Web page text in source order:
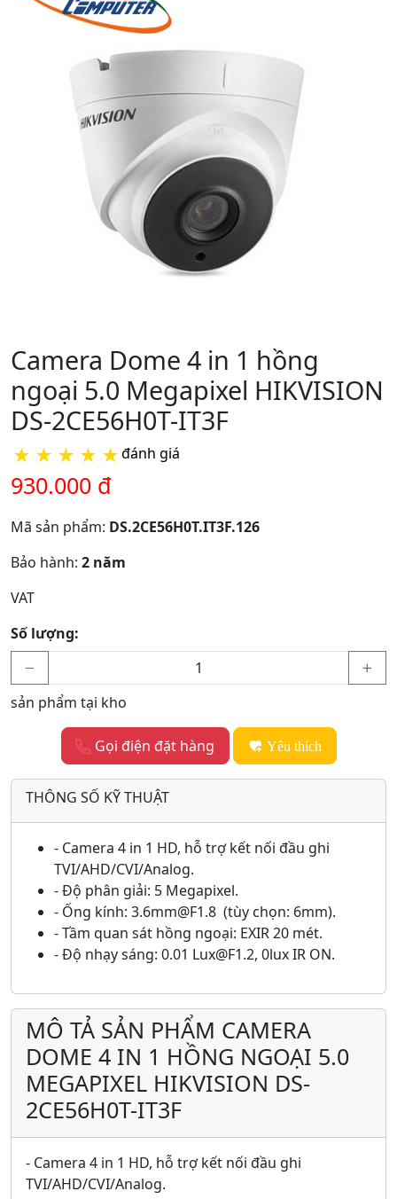
Camera Dome 4 in 1 hồng
ngoại 5.0 Megapixel HIKVISION
DS-2CE56H0T-IT3F
★ ★ ★ ★ ★đánh giá
930.000 đ
Mã sản phẩm: DS.2CE56H0T.IT3F.126
Bảo hành: 2 năm
VAT
Số lượng:
sản phẩm tại kho
Gọi điện đặt hàng Yêu thích
THÔNG SỐ KỸ THUẬT
- Camera 4 in 1 HD, hỗ trợ kết nối đầu ghi
TVI/AHD/CVI/Analog.
- Độ phân giải: 5 Megapixel.
- Ống kính: 3.6mm@F1.8 (tùy chọn: 6mm).
- Tầm quan sát hồng ngoại: EXIR 20 mét.
- Độ nhạy sáng: 0.01 Lux@F1.2, 0lux IR ON.
MÔ TẢ SẢN PHẨM CAMERA
DOME 4 IN 1 HỒNG NGOẠI 5.0
MEGAPIXEL HIKVISION DS-
2CE56H0T-IT3F
- Camera 4 in 1 HD, hỗ trợ kết nối đầu ghi
TVI/AHD/CVI/Analog.